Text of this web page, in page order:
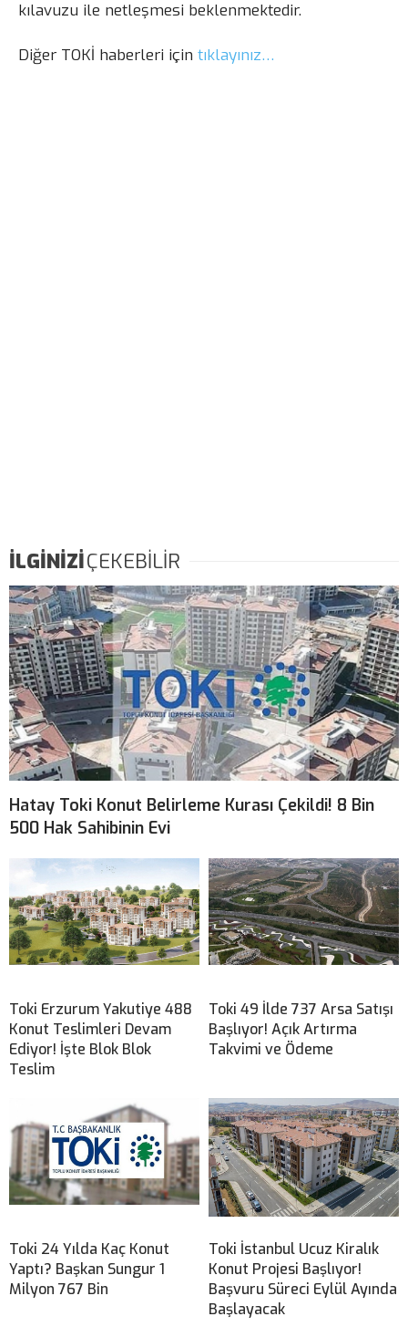
kılavuzu ile netleşmesi beklenmektedir.
Diğer TOKİ haberleri için tıklayınız…
İLGİNİZİÇEKEBİLİR
Hatay Toki Konut Belirleme Kurası Çekildi! 8 Bin
500 Hak Sahibinin Evi
Toki Erzurum Yakutiye 488
Konut Teslimleri Devam
Ediyor! İşte Blok Blok
Teslim
Toki 49 İlde 737 Arsa Satışı
Başlıyor! Açık Artırma
Takvimi ve Ödeme
Toki 24 Yılda Kaç Konut
Yaptı? Başkan Sungur 1
Milyon 767 Bin
Toki İstanbul Ucuz Kiralık
Konut Projesi Başlıyor!
Başvuru Süreci Eylül Ayında
Başlayacak